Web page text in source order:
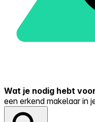
Wat je nodig hebt
een erkend makelaar in